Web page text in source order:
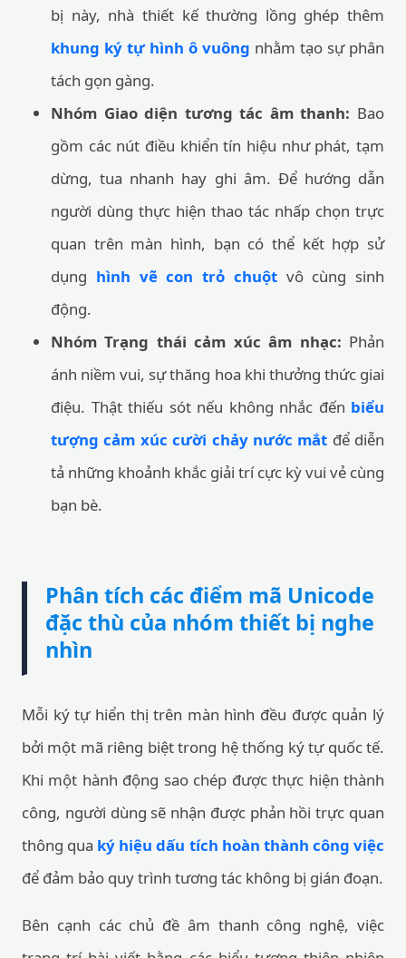
bị này, nhà thiết kế thường lồng ghép thêm
khung ký tự hình ô vuông nhằm tạo sự phân
tách gọn gàng.
Nhóm Giao diện tương tác âm thanh: Bao
gồm các nút điều khiển tín hiệu như phát, tạm
dừng, tua nhanh hay ghi âm. Để hướng dẫn
người dùng thực hiện thao tác nhấp chọn trực
quan trên màn hình, bạn có thể kết hợp sử
dụng hình vẽ con trỏ chuộtvô cùng sinh
động.
Nhóm Trạng thái cảm xúc âm nhạc: Phản
ánh niềm vui, sự thăng hoa khi thưởng thức giai
điệu. Thật thiếu sót nếu không nhắc đến biểu
tượng cảm xúc cười chảy nước mắt để diễn
tả những khoảnh khắc giải trí cực kỳ vui vẻ cùng
bạn bè.
Phân tích các điểm mã Unicode
đặc thù của nhóm thiết bị nghe
nhìn
Mỗi ký tự hiển thị trên màn hình đều được quản lý
bởi một mã riêng biệt trong hệ thống ký tự quốc tế.
Khi một hành động sao chép được thực hiện thành
công, người dùng sẽ nhận được phản hồi trực quan
thông qua ký hiệu dấu tích hoàn thành công việc
để đảm bảo quy trình tương tác không bị gián đoạn.
Bên cạnh các chủ đề âm thanh công nghệ, việc